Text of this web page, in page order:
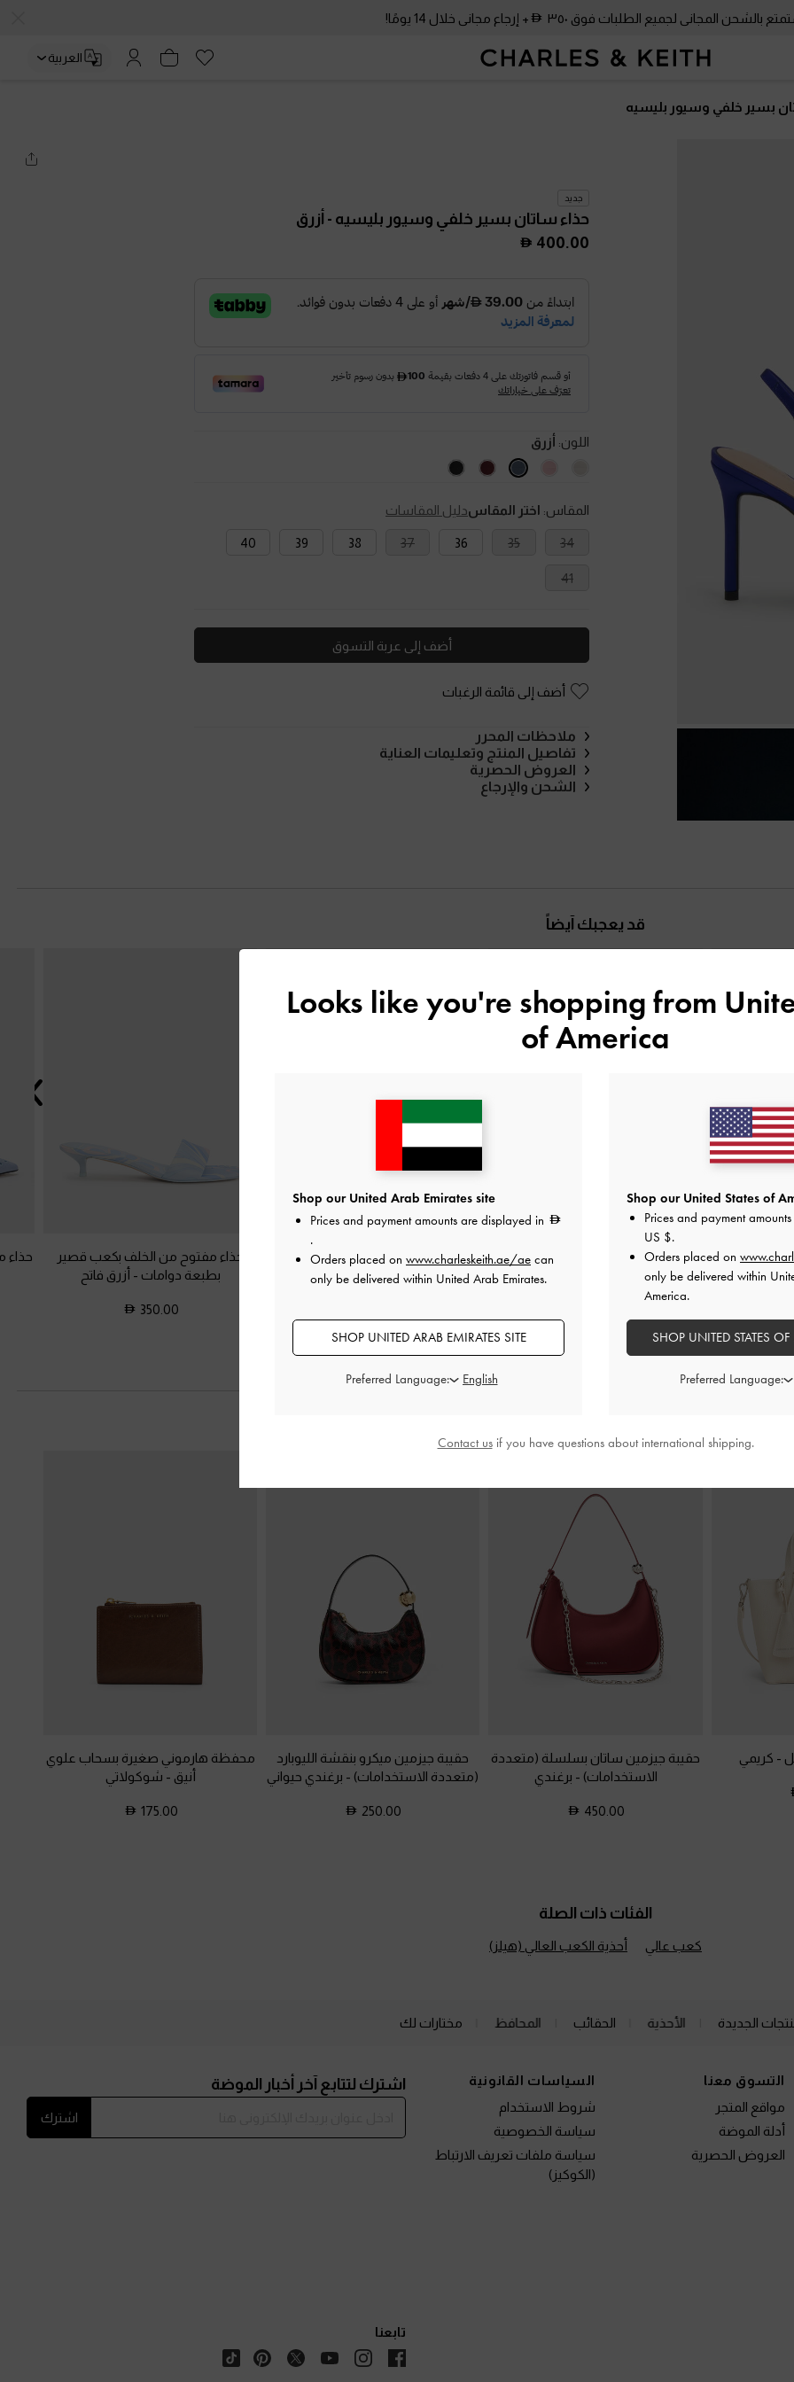
بالشحن المجاني لجميع الطلبات فوق ٣٥٠ + إرجاع مجاني خلال 14 يومًا!
العربية
بسير خلفي وسيور بليسيه
جديد
حذاء ساتان بسير خلفي وسيور بليسيه - أزرق
400.00
اللون: أزرق
المقاس: اختر المقاسدليل المقاسات
34
35
36
37
38
39
40
41
أضف إلى عربة التسوق
أضف إلى قائمة الرغبات
ملاحظات المحرر
تفاصيل المنتج وتعليمات العناية
العروض الحصرية
الشحن والإرجاع
قد يعجبك آيضاً
أحزمة
كعوب بحزام الكاحل بطبعة دوامة-أزرق
حذاء كعب جلد مطرز بمقدمة مدببة
وحزام خلفي-أزرق فاتح
حذاء مفتوح من الخلف بكعب قصير
بطبعة دوامات - أزرق فاتح
350.00
حذاء
- كريمي
حقيبة جيزمين ساتان بسلسلة (متعددة
الاستخدامات) - برغندي
450.00
حقيبة جيزمين ميكرو بنقشة الليوبارد
(متعددة الاستخدامات) - برغندي حيواني
250.00
محفظة هارموني صغيرة بسحاب علوي
أنيق - شوكولاتي
175.00
الفئات ذات الصلة
كعب عالي أحذية الكعب العالي (هيلز)
الجديدة الأحذية الحقائب المحافظ مختارات لك
التسوق معنا
مواقع المتجر
أدلة الموضة
العروض الحصرية
السياسات القانونية
شروط الاستخدام
سياسة الخصوصية
سياسة ملفات تعريف الارتباط
(الكوكيز)
اشترك لتتابع آخر أخبار الموضة
اشترك
تابعنا
Looks like you're shopping from
of America
Shop our United Arab Emirates site
Prices and payment amounts are displayed in
.
Orders placed on www.charleskeith.ae/ae can
only be delivered within United Arab Emirates.
SHOP UNITED ARAB EMIRATES SITE
Preferred Language:
Shop our United States of
Prices and payment
US $.
Orders placed on
only be delivered within
America.
SHOP UNITED STATES
Preferred Language:
Contact usif you have questions about international shipping.